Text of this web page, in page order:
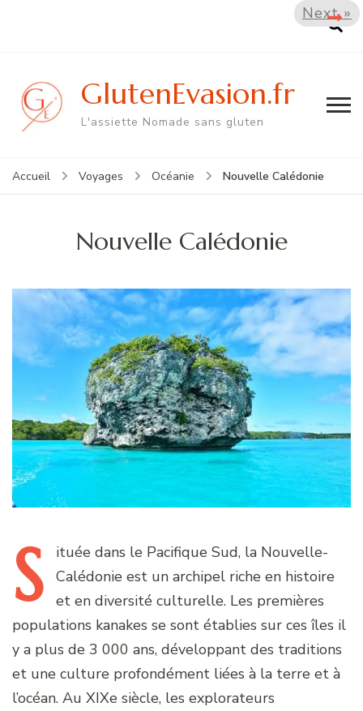
GlutenEvasion.fr
L'assiette Nomade sans gluten
Accueil Voyages Océanie Nouvelle Calédonie
Nouvelle Calédonie
S ituée dans le Pacifique Sud, la Nouvelle-
Calédonie est un archipel riche en histoire
et en diversité culturelle. Les premières
populations kanakes se sont établies sur ces îles il
y a plus de 3 000 ans, développant des traditions
et une culture profondément liées à la terre et à
l’océan. Au XIXe siècle, les explorateurs
Next »